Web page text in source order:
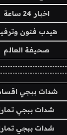
اخبار 24 ساعة
هيدب فنون
صحيفة العالم
شدات ببجي
شدات ببجي
شدات ببجي